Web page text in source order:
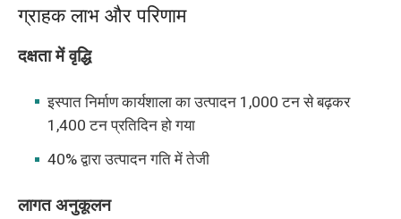
ग्राहक लाभ और परिणाम
दक्षता में वृद्धि
इस्पात निर्माण कार्यशाला का उत्पादन 1,000 टन से बढ़कर
1,400 टन प्रतिदिन हो गया
40% द्वारा उत्पादन गति में तेजी
लागत अनुकूलन